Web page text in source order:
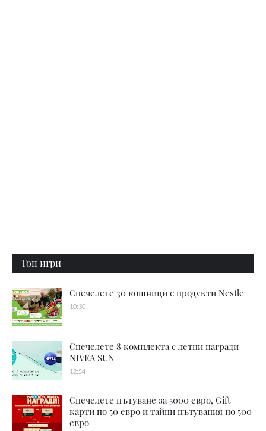
Топ игри
Спечелете 30 кошници с продукти Nestle
10:30
Спечелете 8 комплекта с летни награди
NIVEA SUN
12:54
Спечелете пътуване за 5000 евро, Gift
карти по 50 евро и тайни пътувания по 500
евро